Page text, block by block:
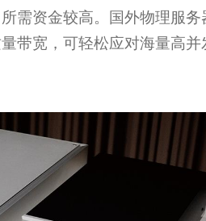
需资金较高。国外物理服
带宽，可轻松应对海量高